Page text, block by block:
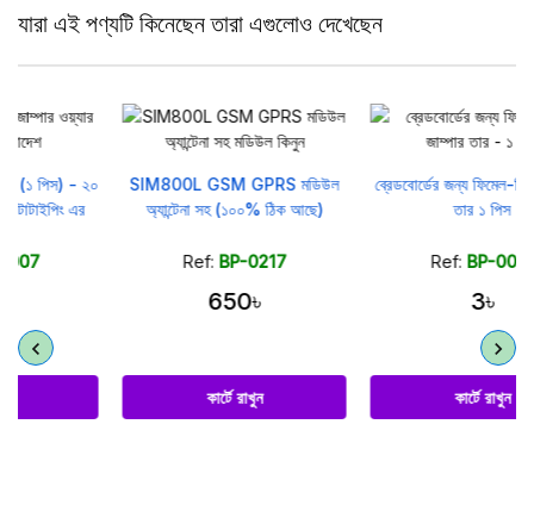
যারা এই পণ্যটি কিনেছেন তারা এগুলোও দেখেছেন
SIM800L GSM GPRS মডিউল
অ্যান্টেনা সহ (১০০% ঠিক আছে)
BP-0217
ব্রেডবোর্ডের জন্য ফিমেল-ফিমেল জাম্পার
BP-0021